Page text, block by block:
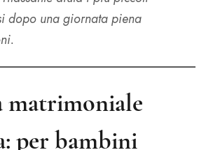
dopo una giornata piena
matrimoniale
per bambini